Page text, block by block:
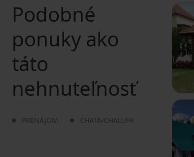
Podobné
ponuky ako
táto
nehnuteľnosť
PRENÁJOM CHATA/CHALUPA